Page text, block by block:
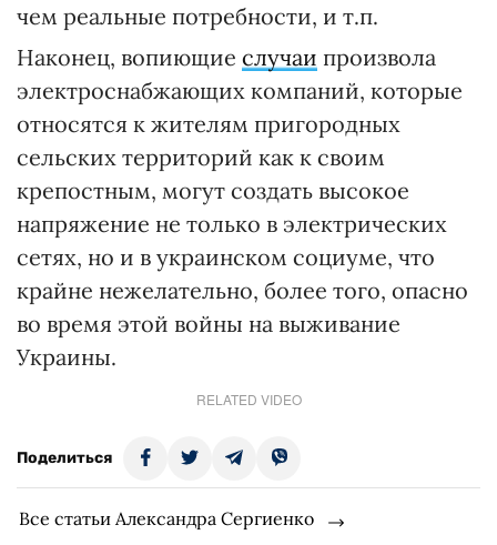
чем реальные потребности, и т.п.
Наконец, вопиющие случаи произвола
электроснабжающих компаний, которые
относятся к жителям пригородных
сельских территорий как к своим
крепостным, могут создать высокое
напряжение не только в электрических
сетях, но и в украинском социуме, что
крайне нежелательно, более того, опасно
во время этой войны на выживание
Украины.
RELATED VIDEO
Поделиться
Все статьи Александра Сергиенко